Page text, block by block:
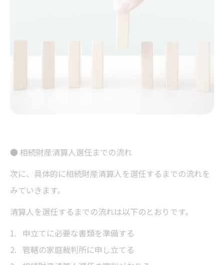
● 相続財産清算人選任までの流れ
次に、具体的に相続財産清算人を選任するまでの流れを
みていきます。
清算人を選任するまでの流れは以下のとおりです。
申立てに必要な書類を準備する
管轄の家庭裁判所に申し立てる